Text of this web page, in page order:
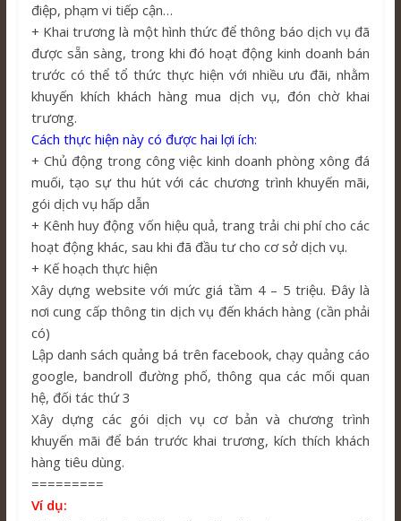
điệp, phạm vi tiếp cận…
+ Khai trương là một hình thức để thông báo dịch vụ đã
được sẵn sàng, trong khi đó hoạt động kinh doanh bán
trước có thể tổ thức thực hiện với nhiều ưu đãi, nhằm
khuyến khích khách hàng mua dịch vụ, đón chờ khai
trương.
Cách thực hiện này có được hai lợi ích:
+ Chủ động trong công việc kinh doanh phòng xông đá
muối, tạo sự thu hút với các chương trình khuyến mãi,
gói dịch vụ hấp dẫn
+ Kênh huy động vốn hiệu quả, trang trải chi phí cho các
hoạt động khác, sau khi đã đầu tư cho cơ sở dịch vụ.
+ Kế hoạch thực hiện
Xây dựng website với mức giá tầm 4 – 5 triệu. Đây là
nơi cung cấp thông tin dịch vụ đến khách hàng (cần phải
có)
Lập danh sách quảng bá trên facebook, chạy quảng cáo
google, bandroll đường phố, thông qua các mối quan
hệ, đối tác thứ 3
Xây dựng các gói dịch vụ cơ bản và chương trình
khuyến mãi để bán trước khai trương, kích thích khách
hàng tiêu dùng.
=========
Ví dụ: